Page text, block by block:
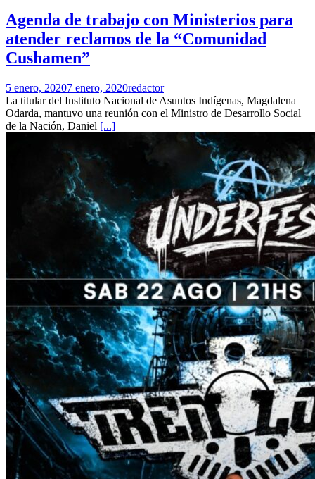
Agenda de trabajo con Ministerios para
atender reclamos de la “Comunidad
Cushamen”
5 enero, 20207 enero, 2020redactor
La titular del Instituto Nacional de Asuntos Indígenas, Magdalena
Odarda, mantuvo una reunión con el Ministro de Desarrollo Social
de la Nación, Daniel [...]